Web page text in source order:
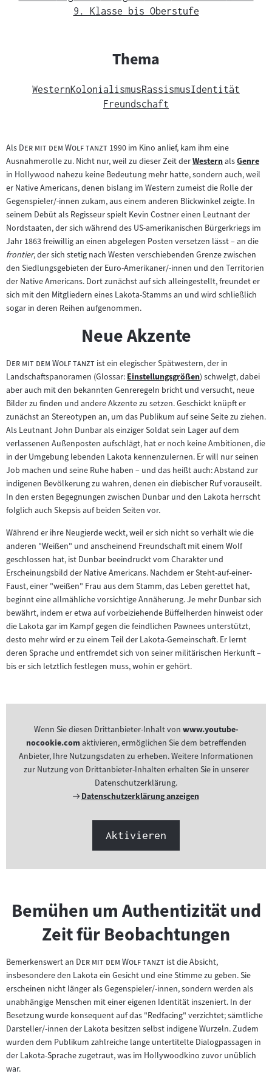
9. Klasse bis Oberstufe
Thema
WesternKolonialismusRassismusIdentität
Freundschaft
Als "Der mit dem Wolf tanzt"1990 im Kino anlief, kam ihm eine
Ausnahmerolle zu. Nicht nur, weil zu dieser Zeit derZum
Inhalt:
WesternalsZum
Inhalt:
Genre
in Hollywood nahezu keine Bedeutung mehr hatte, sondern auch, weil
er Native Americans, denen bislang im Western zumeist die Rolle der
Gegenspieler/-innen zukam, aus einem anderen Blickwinkel zeigte. In
seinem Debüt als Regisseur spielt Kevin Costner einen Leutnant der
Nordstaaten, der sich während des US-amerikanischen Bürgerkriegs im
Jahr 1863 freiwillig an einen abgelegen Posten versetzen lässt – an die
frontier, der sich stetig nach Westen verschiebenden Grenze zwischen
den Siedlungsgebieten der Euro-Amerikaner/-innen und den Territorien
der Native Americans. Dort zunächst auf sich alleingestellt, freundet er
sich mit den Mitgliedern eines Lakota-Stamms an und wird schließlich
sogar in deren Reihen aufgenommen.
Neue Akzente
"Der mit dem Wolf tanzt"ist ein elegischer Spätwestern, der in
Landschaftspanoramen (Glossar:Zum
Inhalt:
Einstellungsgrößen) schwelgt, dabei
aber auch mit den bekannten Genreregeln bricht und versucht, neue
Bilder zu finden und andere Akzente zu setzen. Geschickt knüpft er
zunächst an Stereotypen an, um das Publikum auf seine Seite zu ziehen.
Als Leutnant John Dunbar als einziger Soldat sein Lager auf dem
verlassenen Außenposten aufschlägt, hat er noch keine Ambitionen, die
in der Umgebung lebenden Lakota kennenzulernen. Er will nur seinen
Job machen und seine Ruhe haben – und das heißt auch: Abstand zur
indigenen Bevölkerung zu wahren, denen ein diebischer Ruf vorauseilt.
In den ersten Begegnungen zwischen Dunbar und den Lakota herrscht
folglich auch Skepsis auf beiden Seiten vor.
Während er ihre Neugierde weckt, weil er sich nicht so verhält wie die
anderen "Weißen" und anscheinend Freundschaft mit einem Wolf
geschlossen hat, ist Dunbar beeindruckt vom Charakter und
Erscheinungsbild der Native Americans. Nachdem er Steht-auf-einer-
Faust, einer "weißen" Frau aus dem Stamm, das Leben gerettet hat,
beginnt eine allmähliche vorsichtige Annäherung. Je mehr Dunbar sich
bewährt, indem er etwa auf vorbeiziehende Büffelherden hinweist oder
die Lakota gar im Kampf gegen die feindlichen Pawnees unterstützt,
desto mehr wird er zu einem Teil der Lakota-Gemeinschaft. Er lernt
deren Sprache und entfremdet sich von seiner militärischen Herkunft –
bis er sich letztlich festlegen muss, wohin er gehört.
Wenn Sie diesen Drittanbieter-Inhalt von www.youtube-
nocookie.comaktivieren, ermöglichen Sie dem betreffenden
Anbieter, Ihre Nutzungsdaten zu erheben. Weitere Informationen
zur Nutzung von Drittanbieter-Inhalten erhalten Sie in unserer
Datenschutzerklärung.
Externer
Datenschutzerklärung anzeigen
Aktivieren
Bemühen um Authentizität und
Zeit für Beobachtungen
Bemerkenswert an "Der mit dem Wolf tanzt"ist die Absicht,
insbesondere den Lakota ein Gesicht und eine Stimme zu geben. Sie
erscheinen nicht länger als Gegenspieler/-innen, sondern werden als
unabhängige Menschen mit einer eigenen Identität inszeniert. In der
Besetzung wurde konsequent auf das "Redfacing" verzichtet; sämtliche
Darsteller/-innen der Lakota besitzen selbst indigene Wurzeln. Zudem
wurden dem Publikum zahlreiche lange untertitelte Dialogpassagen in
der Lakota-Sprache zugetraut, was im Hollywoodkino zuvor unüblich
war.